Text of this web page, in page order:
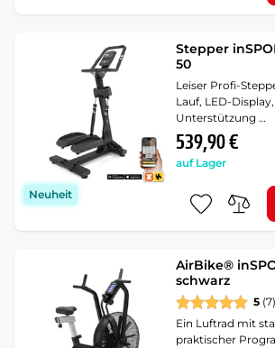
Neuheit
Stepper
50
Leiser Profi-
Lauf, LED-
Unterstützung …
539,90 €
auf Lager
AirBike®
schwarz
5 (7)
Ein Luftrad mit
praktischer